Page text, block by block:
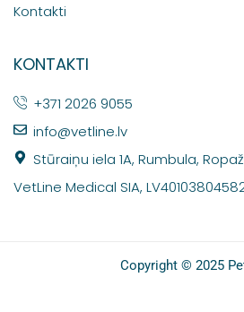
Kontakti
KONTAKTI
+371 2026 9055
info@vetline.lv
Stūraiņu iela 1A, Rumbula,
VetLine Medical SIA,
Copyright © 2025